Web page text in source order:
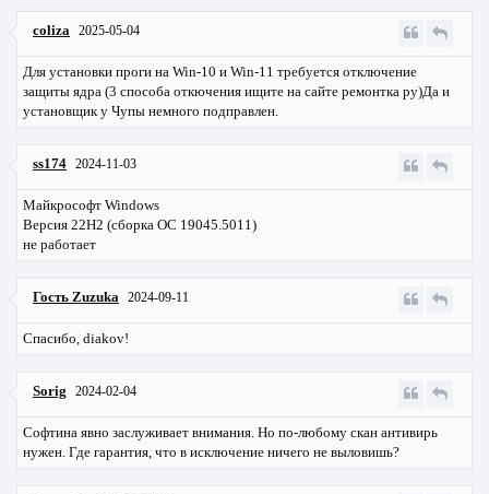
coliza 2025-05-04
Для установки проги на Win-10 и Win-11 требуется отключение
защиты ядра (3 способа откючения ищите на сайте ремонтка ру)Да и
установщик у Чупы немного подправлен.
ss174 2024-11-03
Майкрософт Windows
Версия 22Н2 (сборка ОС 19045.5011)
не работает
Гость Zuzuka 2024-09-11
Спасибо, diakov!
Sorig 2024-02-04
Софтина явно заслуживает внимания. Но по-любому скан антивирь
нужен. Где гарантия, что в исключение ничего не выловишь?